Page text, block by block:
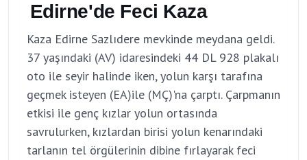
Edirne'de Feci Kaza
Kaza Edirne Sazlıdere mevkinde meydana geldi.
37 yaşındaki (AV) idaresindeki 44 DL 928 plakalı
oto ile seyir halinde iken, yolun karşı tarafına
geçmek isteyen (EA)ile (MÇ)'na çarptı. Çarpmanın
etkisi ile genç kızlar yolun ortasında
savrulurken, kızlardan birisi yolun kenarındaki
tarlanın tel örgülerinin dibine fırlayarak feci